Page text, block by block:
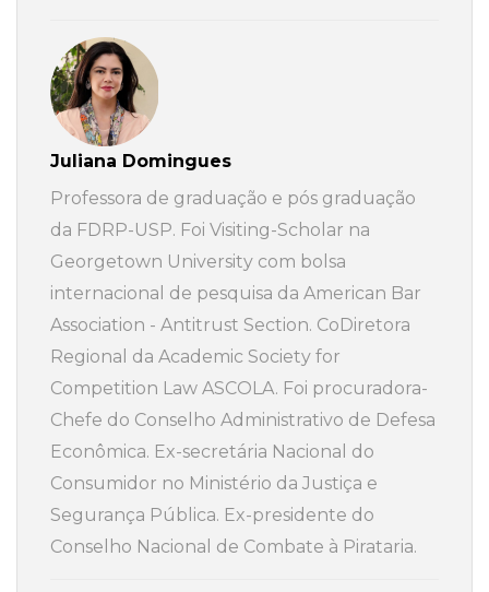
Juliana Domingues
Professora de graduação e pós graduação
da FDRP-USP. Foi Visiting-Scholar na
Georgetown University com bolsa
internacional de pesquisa da American Bar
Association - Antitrust Section. CoDiretora
Regional da Academic Society for
Competition Law ASCOLA. Foi procuradora-
Chefe do Conselho Administrativo de Defesa
Econômica. Ex-secretária Nacional do
Consumidor no Ministério da Justiça e
Segurança Pública. Ex-presidente do
Conselho Nacional de Combate à Pirataria.